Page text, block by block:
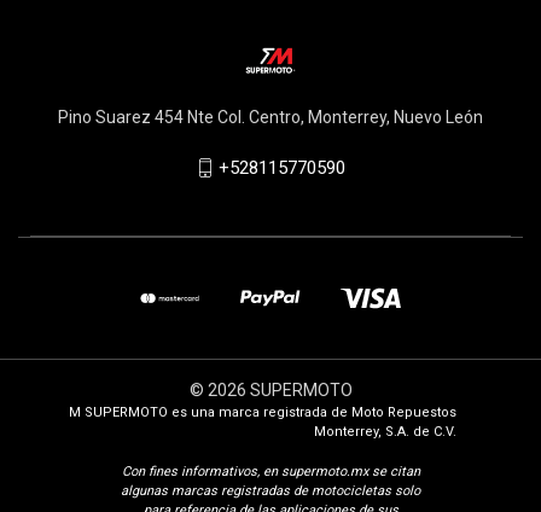
Pino Suarez 454 Nte Col. Centro, Monterrey, Nuevo León
+528115770590
© 2026 SUPERMOTO
M SUPERMOTO es una marca registrada de Moto Repuestos
Monterrey, S.A. de C.V.
Con fines informativos, en supermoto.mx se citan
algunas marcas registradas de motocicletas solo